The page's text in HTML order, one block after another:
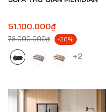
51.100.000₫
73.000.000₫ -30%
+2